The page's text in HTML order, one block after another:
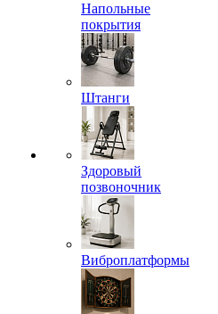
Напольные
покрытия
Штанги
Здоровый
позвоночник
Виброплатформы